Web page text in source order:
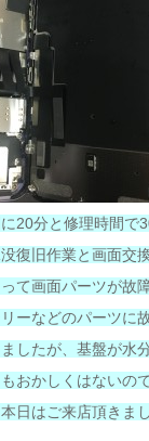
20分と修理時間で
復旧作業と画面交
て画面パーツが故
ーなどのパーツに
したが、基盤が水
おかしくはないの
日はご来店頂きま